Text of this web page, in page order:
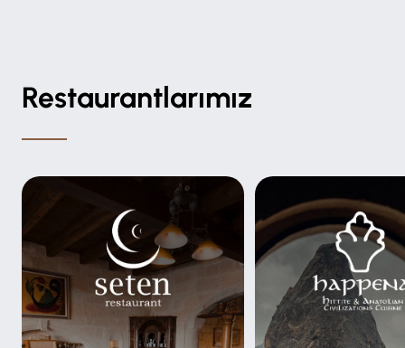
Restaurantlarımız